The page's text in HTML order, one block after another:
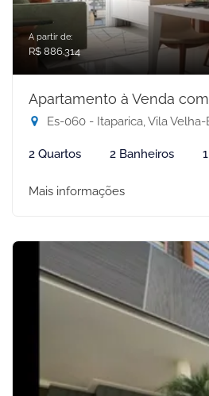
A partir de:
R$ 886.314
Apartamento à Venda
Es-060 - Itaparica, Vila Velha-
2 Quartos 2 Banheiros
Mais informações